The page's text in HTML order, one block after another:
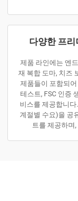
다양한 프리
제품 라인에는 엔
재 복합 도마, 치즈
제품들이 포함되
테스트, FSC 인증
비스를 제공합니
계절별 수요)을 공
트를 제공하며